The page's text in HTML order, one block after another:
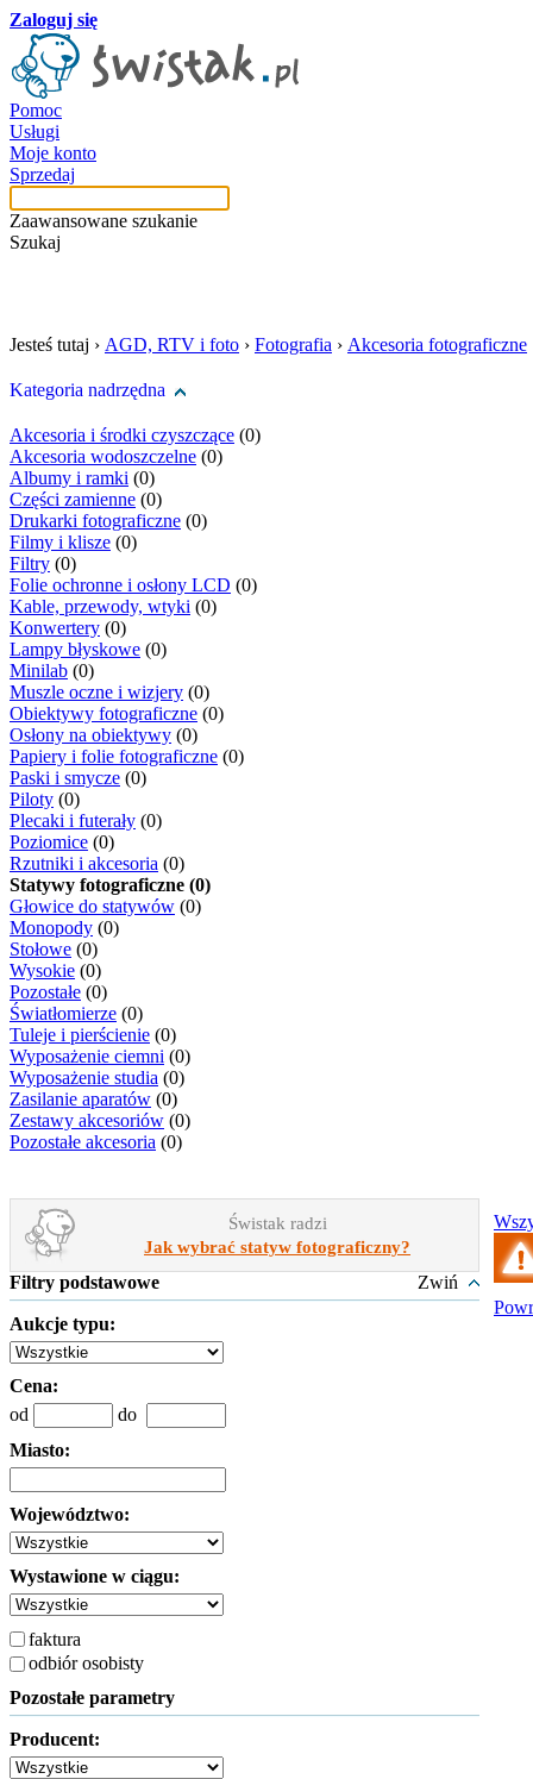
Zaloguj się
Pomoc
Usługi
Moje konto
Sprzedaj
Zaawansowane szukanie
Szukaj
Jesteś tutaj › AGD, RTV i foto › Fotografia › Akcesoria fotograficzne
Kategoria nadrzędna
Akcesoria i środki czyszczące (0)
Akcesoria wodoszczelne (0)
Albumy i ramki (0)
Części zamienne (0)
Drukarki fotograficzne (0)
Filmy i klisze (0)
Filtry (0)
Folie ochronne i osłony LCD (0)
Kable, przewody, wtyki (0)
Konwertery (0)
Lampy błyskowe (0)
Minilab (0)
Muszle oczne i wizjery (0)
Obiektywy fotograficzne (0)
Osłony na obiektywy (0)
Papiery i folie fotograficzne (0)
Paski i smycze (0)
Piloty (0)
Plecaki i futerały (0)
Poziomice (0)
Rzutniki i akcesoria (0)
Statywy fotograficzne (0)
Głowice do statywów (0)
Monopody (0)
Stołowe (0)
Wysokie (0)
Pozostałe (0)
Światłomierze (0)
Tuleje i pierścienie (0)
Wyposażenie ciemni (0)
Wyposażenie studia (0)
Zasilanie aparatów (0)
Zestawy akcesoriów (0)
Pozostałe akcesoria (0)
Świstak radzi
Jak wybrać statyw fotograficzny?
Filtry podstawowe Zwiń
Aukcje typu:
Cena:
od
do
Miasto:
Województwo:
Wystawione w ciągu:
faktura
odbiór osobisty
Pozostałe parametry
Producent: